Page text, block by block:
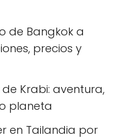
de Bangkok a
precios y
Krabi: aventura,
planeta
en Tailandia por